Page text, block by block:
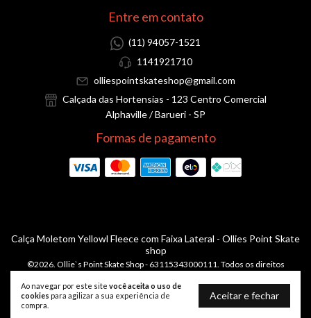
Ao navegar por este site você aceita o uso de
cookies para agilizar a sua experiência de
compra.
Aceitar e fechar
Entre em contato
(11) 94057-1521
1141921710
olliespointskateshop@gmail.com
Calçada das Hortensias - 123 Centro Comercial
Alphaville / Barueri - SP
Formas de pagamento
Calça Moletom Yellowl Fleece com Faixa Lateral - Ollies Point Skate
shop
©2026. Ollie`s Point Skate Shop - 63115343000111. Todos os direitos
reservados.